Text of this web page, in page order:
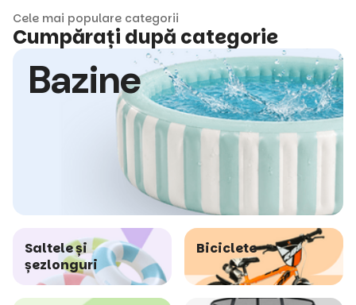
Cele mai populare categorii
Cumpărați după categorie
Bazine
Saltele și
șezlonguri
Biciclete